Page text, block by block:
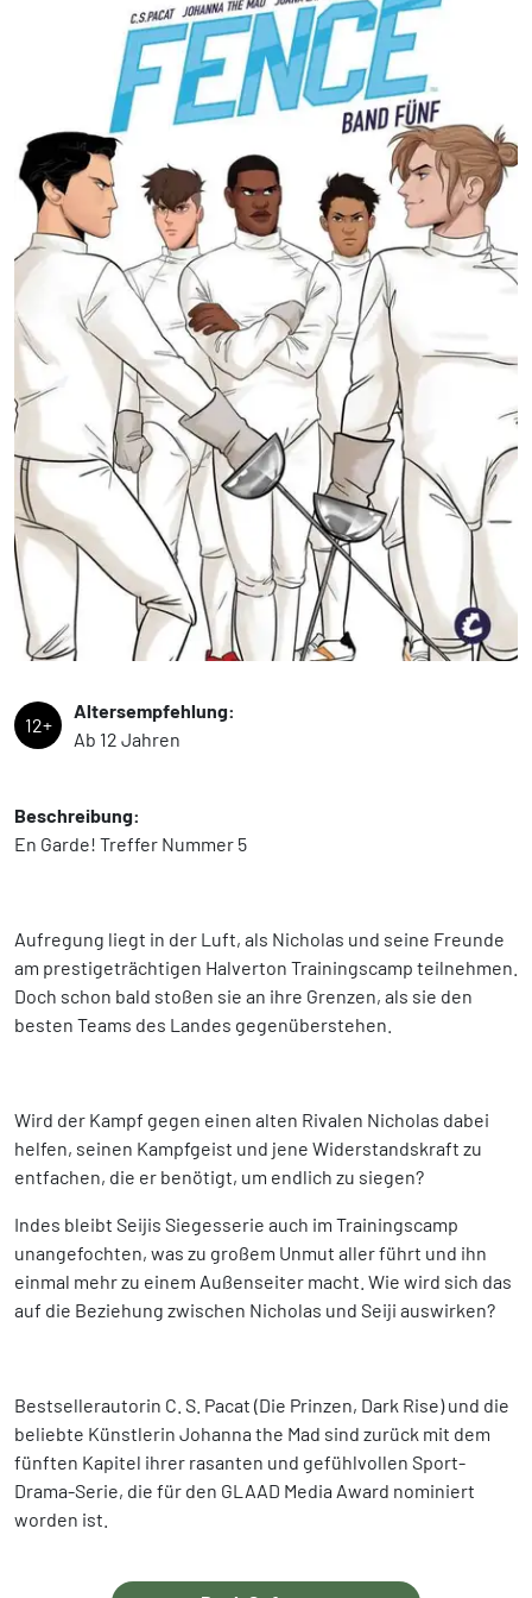
12+
Altersempfehlung:
Ab 12 Jahren
Beschreibung:
En Garde! Treffer Nummer 5
Aufregung liegt in der Luft, als Nicholas und seine Freunde
am prestigeträchtigen Halverton Trainingscamp teilnehmen.
Doch schon bald stoßen sie an ihre Grenzen, als sie den
besten Teams des Landes gegenüberstehen.
Wird der Kampf gegen einen alten Rivalen Nicholas dabei
helfen, seinen Kampfgeist und jene Widerstandskraft zu
entfachen, die er benötigt, um endlich zu siegen?
Indes bleibt Seijis Siegesserie auch im Trainingscamp
unangefochten, was zu großem Unmut aller führt und ihn
einmal mehr zu einem Außenseiter macht. Wie wird sich das
auf die Beziehung zwischen Nicholas und Seiji auswirken?
Bestsellerautorin C. S. Pacat (Die Prinzen, Dark Rise) und die
beliebte Künstlerin Johanna the Mad sind zurück mit dem
fünften Kapitel ihrer rasanten und gefühlvollen Sport-
Drama-Serie, die für den GLAAD Media Award nominiert
worden ist.